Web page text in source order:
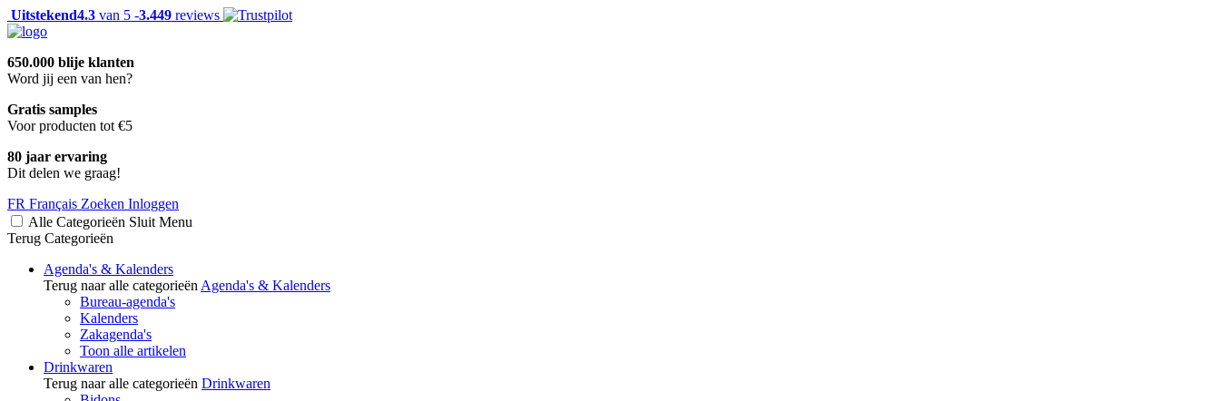
Uitstekend4.3 van 5 -3.449 reviews
650.000 blije klanten
Word jij een van hen?
Gratis samples
Voor producten tot €5
80 jaar ervaring
Dit delen we graag!
FR Français Zoeken Inloggen
Alle Categorieën Sluit Menu
Terug Categorieën
Agenda's & Kalenders
Terug naar alle categorieën Agenda's & Kalenders
Bureau-agenda's
Kalenders
Zakagenda's
Toon alle artikelen
Drinkwaren
Terug naar alle categorieën Drinkwaren